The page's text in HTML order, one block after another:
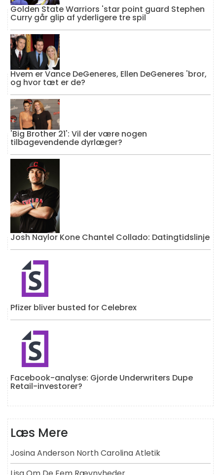
Golden State Warriors 'star point guard Stephen
Curry går glip af yderligere tre spil
Hvem er Vance DeGeneres, Ellen DeGeneres 'bror,
og hvor tæt er de?
'Big Brother 21': Vil der være nogen
tilbagevendende dyrlæger?
Josh Naylor Kone Chantel Collado: Datingtidslinje
Pfizer bliver busted for Celebrex
Facebook-analyse: Gjorde Underwriters Dupe
Retail-investorer?
Læs Mere
Josina Anderson North Carolina Atletik